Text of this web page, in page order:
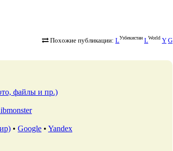
Похожие публикации: LУзбекистан LWorld Y G
файлы и пр.)
• Google • Yandex